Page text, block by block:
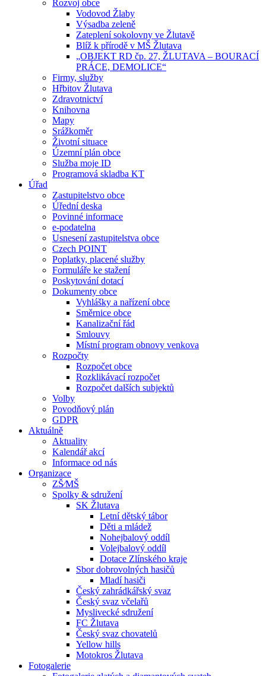
Rozvoj obce
Vodovod Žlaby
Výsadba zeleně
Zateplení sokolovny ve Žlutavě
Blíž k přírodě v MŠ Žlutava
„OBJEKT RD čp. 27, ŽLUTAVA – BOURACÍ
PRÁCE, DEMOLICE“
Firmy, služby
Hřbitov Žlutava
Zdravotnictví
Knihovna
Mapy
Srážkoměr
Životní situace
Územní plán obce
Služba moje ID
Programová skladba KT
Úřad
Zastupitelstvo obce
Úřední deska
Povinné informace
e-podatelna
Usnesení zastupitelstva obce
Czech POINT
Poplatky, placené služby
Formuláře ke stažení
Poskytování dotací
Dokumenty obce
Vyhlášky a nařízení obce
Směrnice obce
Kanalizační řád
Smlouvy
Místní program obnovy venkova
Rozpočty
Rozpočet obce
Rozklikávací rozpočet
Rozpočet dalších subjektů
Volby
Povodňový plán
GDPR
Aktuálně
Aktuality
Kalendář akcí
Informace od nás
Organizace
ZŠ⁄MŠ
Spolky & sdružení
SK Žlutava
Letní dětský tábor
Děti a mládež
Nohejbalový oddíl
Volejbalový oddíl
Dotace Zlínského kraje
Sbor dobrovolných hasičů
Mladí hasiči
Český zahrádkářský svaz
Český svaz včelařů
Myslivecké sdružení
FC Žlutava
Český svaz chovatelů
Yellow hills
Motokros Žlutava
Fotogalerie